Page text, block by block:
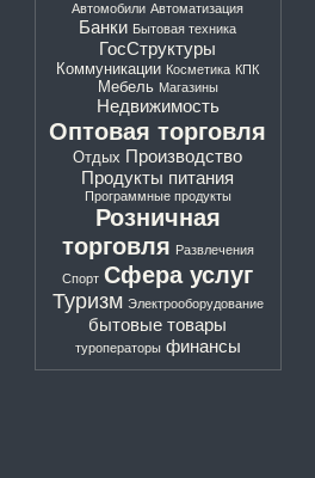
Автомобили Автоматизация
Банки Бытовая техника
ГосСтруктуры
Коммуникации Косметика КПК
Мебель Магазины
Недвижимость
Оптовая торговля
Отдых Производство
Продукты питания
Программные продукты
Розничная
торговля Развлечения
Спорт Сфера услуг
Туризм Электрооборудование
бытовые товары
туроператоры финансы